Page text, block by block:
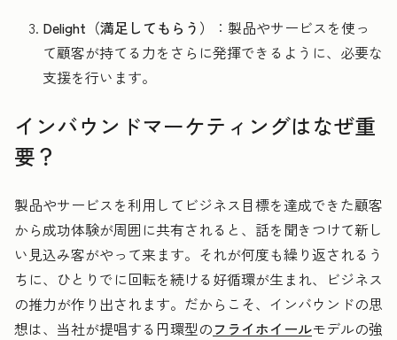
Delight（満足してもらう）
：製品やサービスを使っ
て顧客が持てる力をさらに発揮できるように、必要な
支援を行います。
インバウンドマーケティングはなぜ重
要？
製品やサービスを利用してビジネス目標を達成できた顧客
から成功体験が周囲に共有されると、話を聞きつけて新し
い見込み客がやって来ます。それが何度も繰り返されるう
ちに、ひとりでに回転を続ける好循環が生まれ、ビジネス
の推力が作り出されます。だからこそ、インバウンドの思
想は、当社が提唱する円環型のフライホイールモデルの強